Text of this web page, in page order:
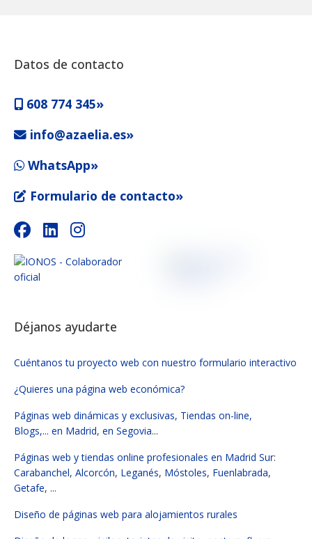
Déjanos ayudarte
Cuéntanos tu proyecto web con nuestro formulario interactivo
¿Quieres una página web económica?
Páginas web dinámicas y exclusivas, Tiendas on-line,
Blogs,... en Madrid, en Segovia...
Páginas web y tiendas online profesionales en Madrid Sur:
Carabanchel, Alcorcón, Leganés, Móstoles, Fuenlabrada,
Getafe, ...
Diseño de páginas web para alojamientos rurales
Datos de contacto
608 774 345»
info@azaelia.es»
WhatsApp»
Formulario de contacto»